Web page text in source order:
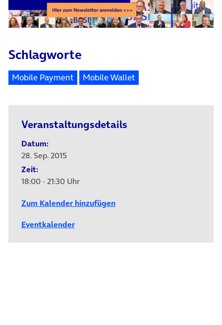
Schlagworte
Mobile Payment Mobile Wallet
Veranstaltungsdetails
Datum:
28. Sep. 2015
Zeit:
18:00 - 21:30 Uhr
Zum Kalender hinzufügen
Eventkalender